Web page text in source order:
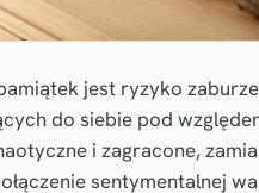
jest ryzyko
do siebie pod
i zagracone,
sentymentalnej